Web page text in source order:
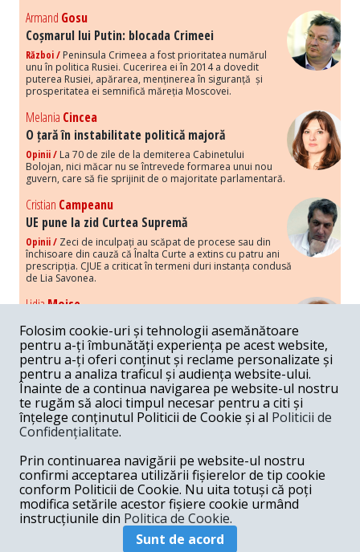
Armand Gosu
Coșmarul lui Putin: blocada Crimeei
Război / Peninsula Crimeea a fost prioritatea numărul
unu în politica Rusiei. Cucerirea ei în 2014 a dovedit
puterea Rusiei, apărarea, menținerea în siguranță și
prosperitatea ei semnifică măreția Moscovei.
Melania Cincea
O țară în instabilitate politică majoră
Opinii / La 70 de zile de la demiterea Cabinetului
Bolojan, nici măcar nu se întrevede formarea unui nou
guvern, care să fie sprijinit de o majoritate parlamentară.
Cristian Campeanu
UE pune la zid Curtea Supremă
Opinii / Zeci de inculpați au scăpat de procese sau din
închisoare din cauză că Înalta Curte a extins cu patru ani
prescripția. CJUE a criticat în termeni duri instanța condusă
de Lia Savonea.
LidiaMoise
Costurile economice ale haosului politic
Opinii / Economia nu poate rezista cu retorica falsă a
susținerii intereselor poporului, care, de fapt, ascunde
obsesia menținerii privilegiilor și a averilor unor caste.
Melania Cincea
Noi puseuri de xenofobie din partea românilor
„neaoși”
Periodic, în spațiul public sunt voci care lansează
mesaje xenofobe la adresa câte unui politician care deranjează un
anumit grup politico-mediatic, într-un anumit moment.
ArmandGosu
Unirea cu Moldova: modele istorice
Unirea cu Moldova depinde de intensitatea
amenințării haosului și anarhiei de dincolo de Nistru.
Folosim cookie-uri și tehnologii asemănătoare
pentru a-ți îmbunătăți experiența pe acest website,
pentru a-ți oferi conținut și reclame personalizate și
pentru a analiza traficul și audiența website-ului.
Înainte de a continua navigarea pe website-ul nostru
te rugăm să aloci timpul necesar pentru a citi și
înțelege conținutul Politicii de Cookie și al Politicii de
Confidențialitate.
Prin continuarea navigării pe website-ul nostru
confirmi acceptarea utilizării fișierelor de tip cookie
conform Politicii de Cookie. Nu uita totuși că poți
modifica setările acestor fișiere cookie urmând
instrucțiunile din Politica de Cookie.
Sunt de acord